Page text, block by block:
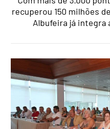
recuperou 150 milhões
Albufeira já integra